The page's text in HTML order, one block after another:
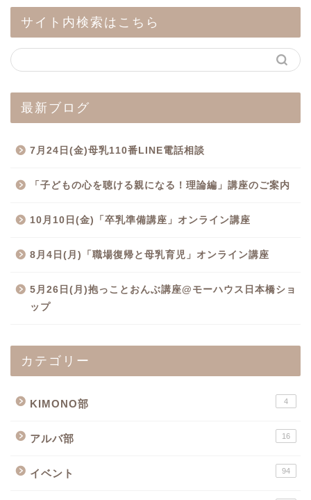
サイト内検索はこちら
最新ブログ
7月24日(金)母乳110番LINE電話相談
「子どもの心を聴ける親になる！理論編」講座のご案内
10月10日(金)「卒乳準備講座」オンライン講座
8月4日(月)「職場復帰と母乳育児」オンライン講座
5月26日(月)抱っことおんぶ講座@モーハウス日本橋ショ
ップ
カテゴリー
KIMONO部 4
アルバ部 16
イベント 94